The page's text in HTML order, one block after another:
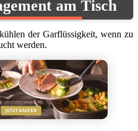
am Tisch
der Garflüssigkeit, wenn zu
werden.